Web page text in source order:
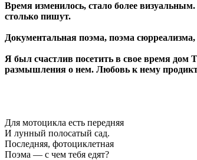
Время изменилось, стало более
столько пишут.
Документальная поэма, поэма
Я был счастлив посетить в свое время дом
размышления о нем. Любовь к нему
Для мотоцикла есть передняя
И лунный полосатый сад.
Последняя, фотоциклетная
Поэма — с чем тебя едят?